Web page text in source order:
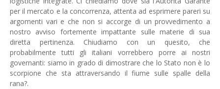
per il mercato e la concorrenza, attenta ad esprimere pareri su
argomenti vari e che non si accorge di un provvedimento a
nostro avviso fortemente impattante sulle materie di sua
diretta pertinenza. Chiudiamo con un quesito, che
probabilmente tutti gli italiani vorrebbero porre ai nostri
governanti: siamo in grado di dimostrare che lo Stato non è lo
scorpione che sta attraversando il fiume sulle spalle della
rana?.